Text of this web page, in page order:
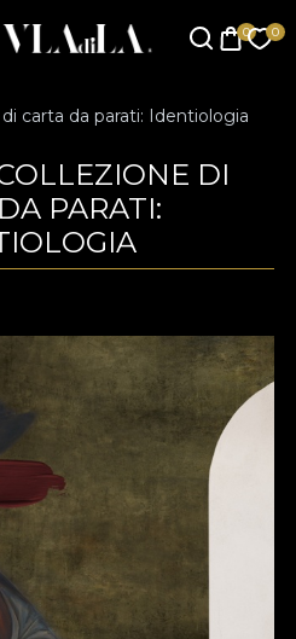
carta da parati: Identiologia
DI
PARATI: